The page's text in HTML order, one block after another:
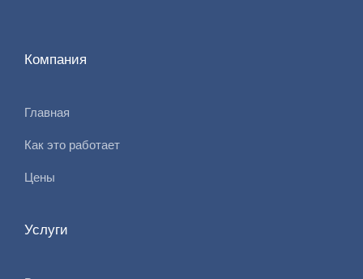
Компания
Главная
Как это работает
Цены
Услуги